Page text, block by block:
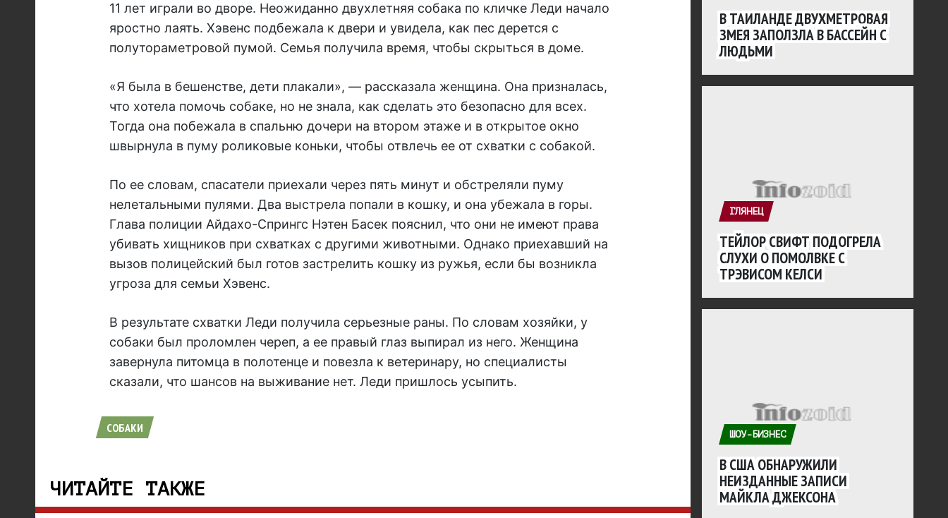
11 лет играли во дворе. Неожиданно двухлетняя собака по кличке Леди начало
яростно лаять. Хэвенс подбежала к двери и увидела, как пес дерется с
полутораметровой пумой. Семья получила время, чтобы скрыться в доме.
«Я была в бешенстве, дети плакали», — рассказала женщина. Она призналась,
что хотела помочь собаке, но не знала, как сделать это безопасно для всех.
Тогда она побежала в спальню дочери на втором этаже и в открытое окно
швырнула в пуму роликовые коньки, чтобы отвлечь ее от схватки с собакой.
По ее словам, спасатели приехали через пять минут и обстреляли пуму
нелетальными пулями. Два выстрела попали в кошку, и она убежала в горы.
Глава полиции Айдахо-Спрингс Нэтен Басек пояснил, что они не имеют права
убивать хищников при схватках с другими животными. Однако приехавший на
вызов полицейский был готов застрелить кошку из ружья, если бы возникла
угроза для семьи Хэвенс.
В результате схватки Леди получила серьезные раны. По словам хозяйки, у
собаки был проломлен череп, а ее правый глаз выпирал из него. Женщина
завернула питомца в полотенце и повезла к ветеринару, но специалисты
сказали, что шансов на выживание нет. Леди пришлось усыпить.
СОБАКИ
ЧИТАЙТЕ ТАКЖЕ
В ТАИЛАНДЕ ДВУХМЕТРОВАЯ
ЗМЕЯ ЗАПОЛЗЛА В БАССЕЙН С
ЛЮДЬМИ
ГЛЯНЕЦ
ТЕЙЛОР СВИФТ ПОДОГРЕЛА
СЛУХИ О ПОМОЛВКЕ С
ТРЭВИСОМ КЕЛСИ
ШОУ-БИЗНЕС
В США ОБНАРУЖИЛИ
НЕИЗДАННЫЕ ЗАПИСИ
МАЙКЛА ДЖЕКСОНА